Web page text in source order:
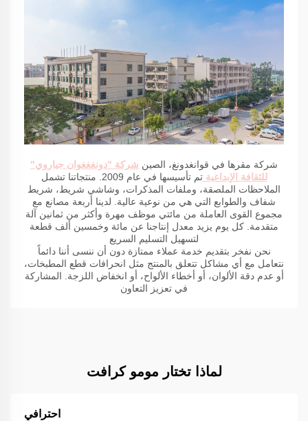
شركة مقرها في قوانغدونغ، الصين شركة "دونغغغوان جياروي"
للثقافة الإبداعية
تم تأسيسها في عام 2009. منتجاتنا تشمل
الملاحظات الملصقة، وملفات المذكرات، وشاشي شريط، شريط
شفاف والطوابع التي هي من نوعية عالية. لدينا أربعة مصانع مع
مجموع القوى العاملة من مائتي موظف مهرة وأكثر من ثمانين آلة
متقدمة. كل يوم يزيد معدل إنتاجنا عن مائة وخمسين ألف قطعة
لتسهيل التسليم السريع
نحن نفخر بتقديم خدمة عملاء ممتازة دون أن ننسى أننا دائماً
نتعامل مع أي مشاكل تتعلق بالمنتج مثل انحرافات قطع المطبخات،
أو عدم دقة الألوان، أو أخطاء الألواح، أو انخفاض اللزجة. المشاركة
في تعزيز التعاون
لماذا تختار مومو كرافت
احترافي